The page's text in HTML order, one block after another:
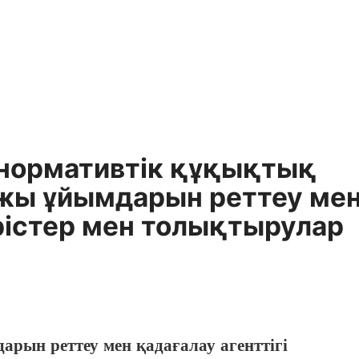
құқықтық
ұйымдарын реттеу
мен толықтырулар
реттеу мен қадағалау агенттігі